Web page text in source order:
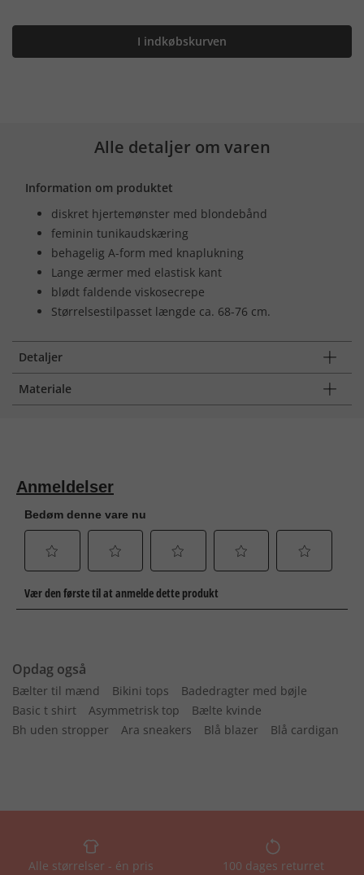
I indkøbskurven
Alle detaljer om varen
Information om produktet
diskret hjertemønster med blondebånd
feminin tunikaudskæring
behagelig A-form med knaplukning
Lange ærmer med elastisk kant
blødt faldende viskosecrepe
Størrelsestilpasset længde ca. 68-76 cm.
Detaljer
Materiale
Opdag også
Bælter til mænd Bikini tops
Badedragter med bøjle
Basic t shirt
Asymmetrisk top
Bælte kvinde
Bh uden stropper
Ara sneakers Blå blazer Blå cardigan
Alle størrelser - én pris 100 dages returret